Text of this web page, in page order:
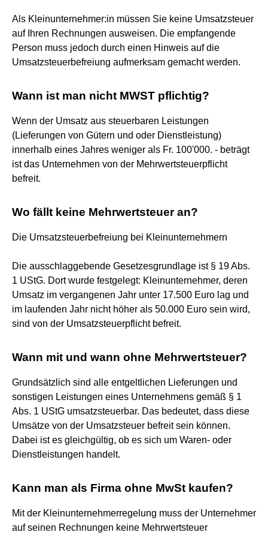
Als Kleinunternehmer:in müssen Sie keine Umsatzsteuer
auf Ihren Rechnungen ausweisen. Die empfangende
Person muss jedoch durch einen Hinweis auf die
Umsatzsteuerbefreiung aufmerksam gemacht werden.
Wann ist man nicht MWST pflichtig?
Wenn der Umsatz aus steuerbaren Leistungen
(Lieferungen von Gütern und oder Dienstleistung)
innerhalb eines Jahres weniger als Fr. 100'000. - beträgt
ist das Unternehmen von der Mehrwertsteuerpflicht
befreit.
Wo fällt keine Mehrwertsteuer an?
Die Umsatzsteuerbefreiung bei Kleinunternehmern
Die ausschlaggebende Gesetzesgrundlage ist § 19 Abs.
1 UStG. Dort wurde festgelegt: Kleinunternehmer, deren
Umsatz im vergangenen Jahr unter 17.500 Euro lag und
im laufenden Jahr nicht höher als 50.000 Euro sein wird,
sind von der Umsatzsteuerpflicht befreit.
Wann mit und wann ohne Mehrwertsteuer?
Grundsätzlich sind alle entgeltlichen Lieferungen und
sonstigen Leistungen eines Unternehmens gemäß § 1
Abs. 1 UStG umsatzsteuerbar. Das bedeutet, dass diese
Umsätze von der Umsatzsteuer befreit sein können.
Dabei ist es gleichgültig, ob es sich um Waren- oder
Dienstleistungen handelt.
Kann man als Firma ohne MwSt kaufen?
Mit der Kleinunternehmerregelung muss der Unternehmer
auf seinen Rechnungen keine Mehrwertsteuer